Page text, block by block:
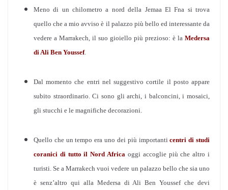
Meno di un chilometro a nord della Jemaa El Fna si trova
quello che a mio avviso è il palazzo più bello ed interessante da
vedere a Marrakech, il suo gioiello più prezioso: è la Medersa
di Ali Ben Youssef.
Dal momento che entri nel suggestivo cortile il posto appare
subito straordinario. Ci sono gli archi, i balconcini, i mosaici,
gli stucchi e le magnifiche decorazioni.
Quello che un tempo era uno dei più importanticentri di studi
coranici di tutto il Nord Africa oggi accoglie più che altro i
turisti.Se a Marrakech vuoi vedere un palazzo bello che sia uno
è senz’altro qui alla Medersa di Ali Ben Youssef che devi